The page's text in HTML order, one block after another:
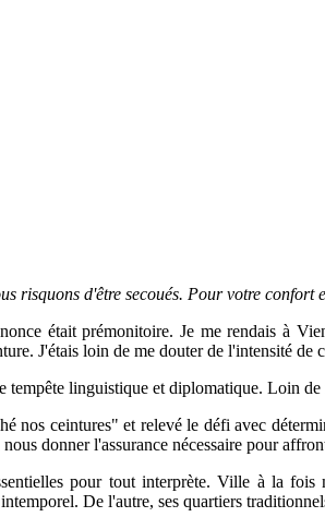
risquons d'être secoués. Pour votre
était prémonitoire. Je me rendais à
J'étais loin de me douter de l'intensité
linguistique et diplomatique. Loin
ceintures" et relevé le défi avec
donner l'assurance nécessaire pour
pour tout interprète. Ville à la
De l'autre, ses quartiers